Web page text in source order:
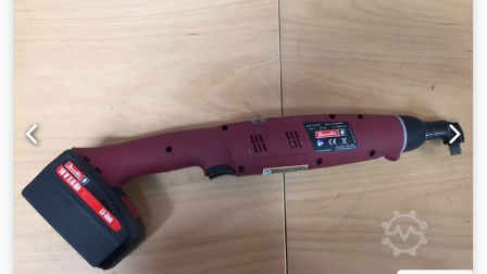
ュール経由） アイドリング回転数: 300～1000 min-1 トルク範
囲: 0.8～6 Nm 出力: 六角 1/4" F Crjdpfx Agev Ipcljxsf 長さ:
215 mm バッテリーなしの重量: 0.8 kg 工業生産およびメンテ
ナンス用のその他のツールは、リクエストに応じて提供されま